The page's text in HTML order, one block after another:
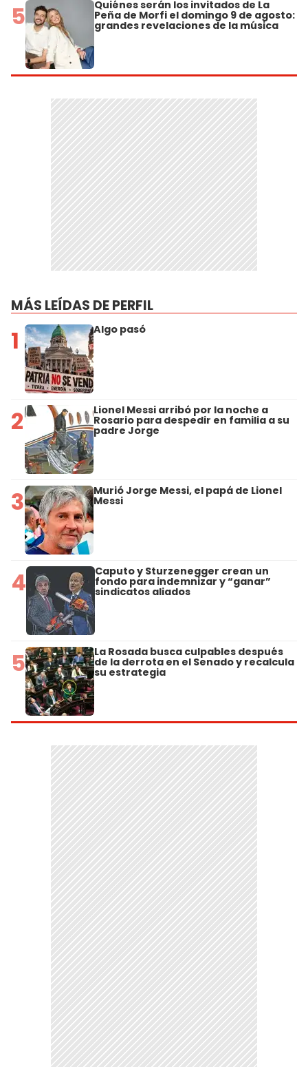
5 Quiénes serán los invitados de La
Peña de Morfi el domingo 9 de agosto:
grandes revelaciones de la música
MÁS LEÍDAS DE PERFIL
1 Algo pasó
2 Lionel Messi arribó por la noche a
Rosario para despedir en familia a su
padre Jorge
3 Murió Jorge Messi, el papá de Lionel
Messi
4 Caputo y Sturzenegger crean un
fondo para indemnizar y “ganar”
sindicatos aliados
5 La Rosada busca culpables después
de la derrota en el Senado y recalcula
su estrategia